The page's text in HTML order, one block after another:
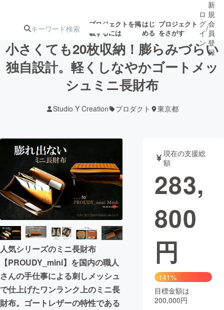
プロジェクトを掲
載するには
はじ
める
プロジェクト
をさがす
注目のリ 注目の新着プロ募集終了が近いプ
テクノロジー・ガジェット
映像・映画 書籍・雑誌
ビジネス・起業 チャレンジ
まちづくり・地域活性化
CAMPFIRE for Social Good
CAMPFIRE Creation
CAMPFIREふるさと納税machi-ya コミュニティ
ロ
グ
イ
ン
/
新
規
会
員
登
録
小さくても20枚収納！膨らみづらい
独自設計。軽くしなやかゴートメッ
シュミニ長財布
Studio Y Creation プロダクト 東京都
人気シリーズのミニ長財布
【PROUDY_mini】を国内の職人
さんの手仕事による刺しメッシュ
で仕上げたワンランク上のミニ長
財布。ゴートレザーの特性である
現在の支援総
額
283,
800
円
141%
目標金額は
200,000円